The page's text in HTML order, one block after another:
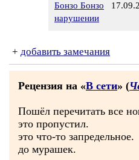
Бонзо Бонзо
нарушении
+ добавить замечания
Рецензия на «В сети» (
Пошёл перечитать все
это пропустил.
это что-то запредельное.
до мурашек.